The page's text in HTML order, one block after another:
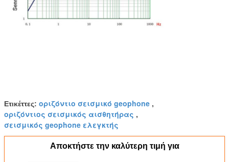
Ετικέττες: οριζόντιο σεισμικό geophone ,
οριζόντιος σεισμικός αισθητήρας ,
σεισμικός geophone ελεγκτής
Αποκτήστε την καλύτερη τιμή για